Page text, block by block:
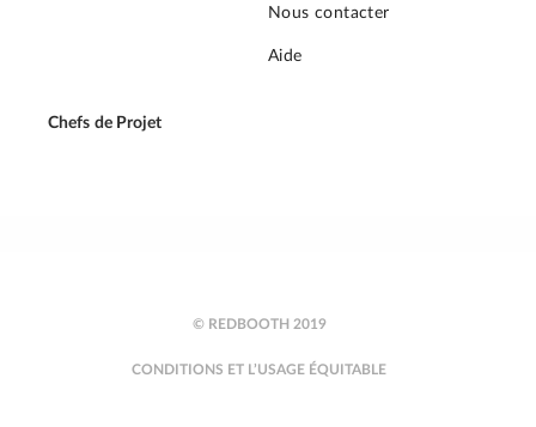
Nous contacter
Aide
Chefs de Projet
© REDBOOTH 2019
CONDITIONS ET L’USAGE ÉQUITABLE